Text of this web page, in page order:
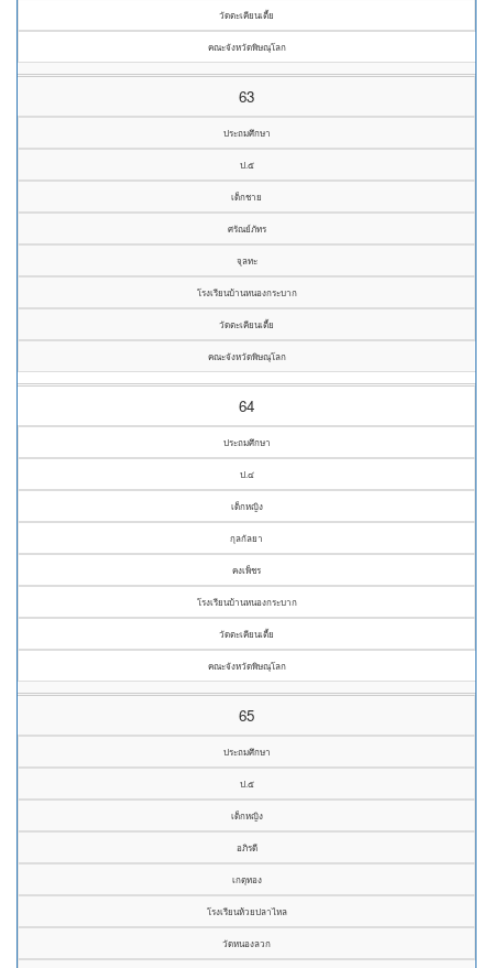
วัดตะเคียนเตี้ย
คณะจังหวัดพิษณุโลก
63
ประถมศึกษา
ป.๕
เด็กชาย
ศรัณย์ภัทร
จุลทะ
โรงเรียนบ้านหนองกระบาก
วัดตะเคียนเตี้ย
คณะจังหวัดพิษณุโลก
64
ประถมศึกษา
ป.๔
เด็กหญิง
กุลกัลยา
คงเพ็ชร
โรงเรียนบ้านหนองกระบาก
วัดตะเคียนเตี้ย
คณะจังหวัดพิษณุโลก
65
ประถมศึกษา
ป.๕
เด็กหญิง
อภิรดี
เกตุทอง
โรงเรียนห้วยปลาไหล
วัดหนองลวก